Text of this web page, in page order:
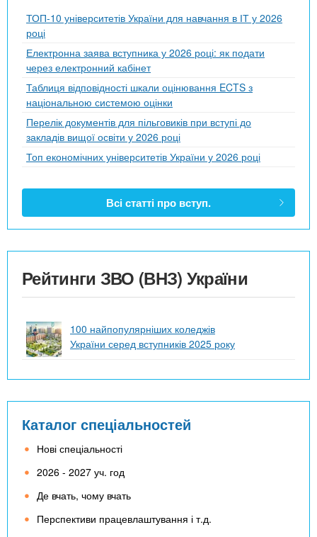
ТОП-10 університетів України для навчання в ІТ у 2026
році
Електронна заява вступника у 2026 році: як подати
через електронний кабінет
Таблиця відповідності шкали оцінювання ECTS з
національною системою оцінки
Перелік документів для пільговиків при вступі до
закладів вищої освіти у 2026 році
Топ економічних університетів України у 2026 році
Всі статті про вступ.
Рейтинги ЗВО (ВНЗ) України
100 найпопулярніших коледжів
України серед вступників 2025 року
Каталог спеціальностей
Нові спеціальності
2026 - 2027 уч. год
Де вчать, чому вчать
Перспективи працевлаштування і т.д.